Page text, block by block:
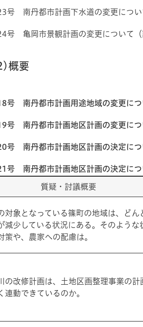
号 南丹都市計画下水道の変更につい
号 亀岡市景観計画の変更について（
概要
号 南丹都市計画用途地域の変更につ
号 南丹都市計画地区計画の変更につ
号 南丹都市計画地区計画の決定につ
号 南丹都市計画地区計画の決定につ
質疑・討議概要
対象となっている篠町の地域は、どん
減少している状況にある。そのような
策や、農家への配慮は。
の改修計画は、土地区画整理事業の計
連動できているのか。